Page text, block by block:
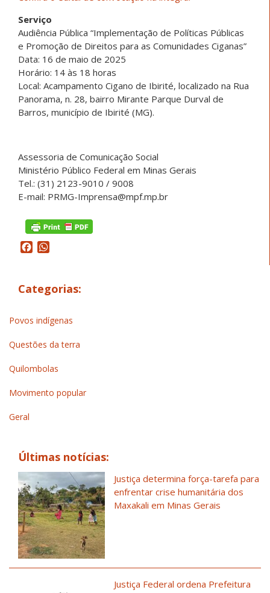
Serviço
Audiência Pública “Implementação de Políticas Públicas
e Promoção de Direitos para as Comunidades Ciganas”
Data: 16 de maio de 2025
Horário: 14 às 18 horas
Local: Acampamento Cigano de Ibirité, localizado na Rua
Panorama, n. 28, bairro Mirante Parque Durval de
Barros, município de Ibirité (MG).
Assessoria de Comunicação Social
Ministério Público Federal em Minas Gerais
Tel.: (31) 2123-9010 / 9008
E-mail: PRMG-Imprensa@mpf.mp.br
Facebook
Categorias:
Povos indígenas
Questões da terra
Quilombolas
Movimento popular
Geral
Últimas notícias:
Justiça determina força-tarefa para
enfrentar crise humanitária dos
Maxakali em Minas Gerais
Justiça Federal ordena Prefeitura